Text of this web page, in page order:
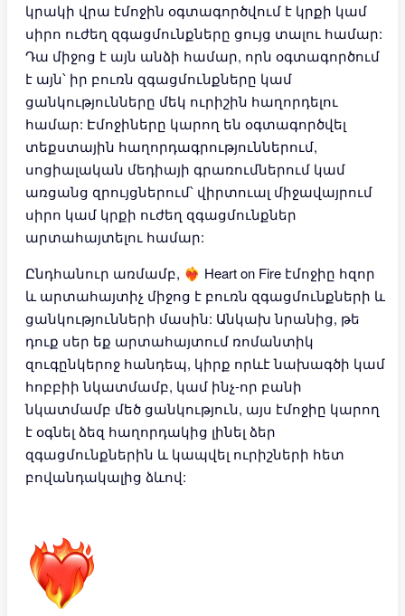
կրակի վրա էմոջին օգտագործվում է կրքի կամ
սիրո ուժեղ զգացմունքները ցույց տալու համար:
Դա միջոց է այն անձի համար, որն օգտագործում
է այն՝ իր բուռն զգացմունքները կամ
ցանկությունները մեկ ուրիշին հաղորդելու
համար: Էմոջիները կարող են օգտագործվել
տեքստային հաղորդագրություններում,
սոցիալական մեդիայի գրառումներում կամ
առցանց զրույցներում՝ վիրտուալ միջավայրում
սիրո կամ կրքի ուժեղ զգացմունքներ
արտահայտելու համար:
Ընդհանուր առմամբ, ❤️‍🔥 Heart on Fire էմոջիը հզոր
և արտահայտիչ միջոց է բուռն զգացմունքների և
ցանկությունների մասին: Անկախ նրանից, թե
դուք սեր եք արտահայտում ռոմանտիկ
զուգընկերոջ հանդեպ, կիրք որևէ նախագծի կամ
հոբբիի նկատմամբ, կամ ինչ-որ բանի
նկատմամբ մեծ ցանկություն, այս էմոջիը կարող
է օգնել ձեզ հաղորդակից լինել ձեր
զգացմունքներին և կապվել ուրիշների հետ
բովանդակալից ձևով: